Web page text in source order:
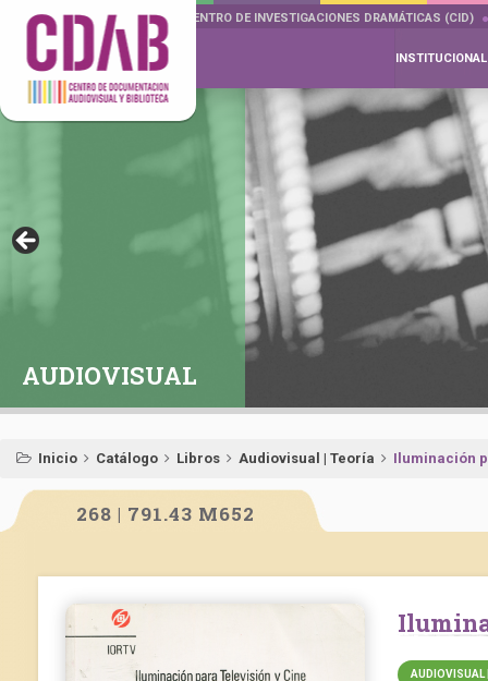
DOCUMENTA DRAMÁTICAS CENTRO DE INVESTIGACIONES DRAMÁTICAS (CID)
INSTITUCIONAL
AUDIOVISUAL
Inicio Catálogo Libros Audiovisual | Teoría Iluminación
268 | 791.43 M652
AUDIOVISUAL